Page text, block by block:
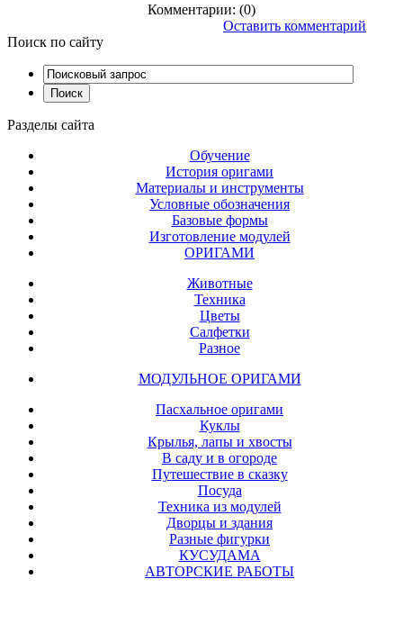
Комментарии: (0)
Оставить комментарий
Поиск по сайту
Разделы сайта
Обучение
История оригами
Материалы и инструменты
Условные обозначения
Базовые формы
Изготовление модулей
ОРИГАМИ
Животные
Техника
Цветы
Салфетки
Разное
МОДУЛЬНОЕ ОРИГАМИ
Пасхальное оригами
Куклы
Крылья, лапы и хвосты
В саду и в огороде
Путешествие в сказку
Посуда
Техника из модулей
Дворцы и здания
Разные фигурки
КУСУДАМА
АВТОРСКИЕ РАБОТЫ